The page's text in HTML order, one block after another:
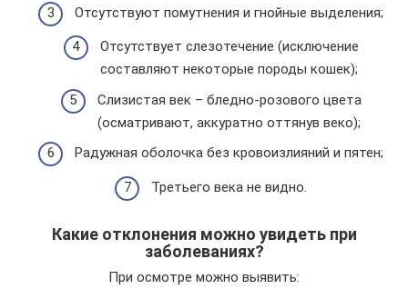
Отсутствуют помутнения и гнойные выделения;
Отсутствует слезотечение (исключение
составляют некоторые породы кошек);
Слизистая век – бледно-розового цвета
(осматривают, аккуратно оттянув веко);
Радужная оболочка без кровоизлияний и пятен;
Третьего века не видно.
Какие отклонения можно увидеть при
заболеваниях?
При осмотре можно выявить: